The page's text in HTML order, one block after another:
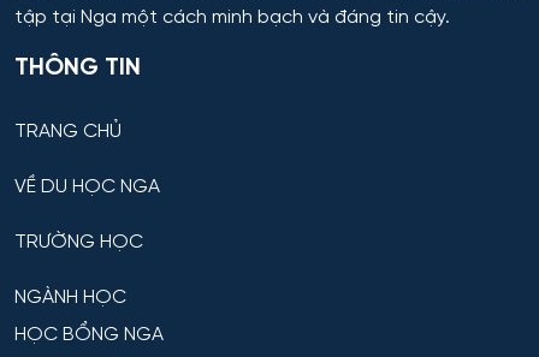
Hệ thống điều khiển chuyển động và dẫn đường
Hệ thống điều khiển máy bay
Hệ thống điều khiển robot và UAV
Hệ thống điều khiển và vận hành đường sắt
Hồ chứa và Kỹ thuật sản xuất
Hỗ trợ dẫn đường – hệ thống quỹ đạo cho thiết bị vũ
trụ
tập tại Nga một cách minh bạch và đáng tin cậy.
THÔNG TIN
TRANG CHỦ
VỀ DU HỌC NGA
TRƯỜNG HỌC
NGÀNH HỌC
HỌC BỔNG NGA